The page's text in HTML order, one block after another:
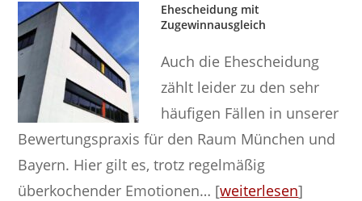
Ehescheidung mit
Zugewinnausgleich
Auch die Ehescheidung
zählt leider zu den sehr
häufigen Fällen in unserer
Bewertungspraxis für den Raum München und
Bayern. Hier gilt es, trotz regelmäßig
überkochender Emotionen… [weiterlesen]